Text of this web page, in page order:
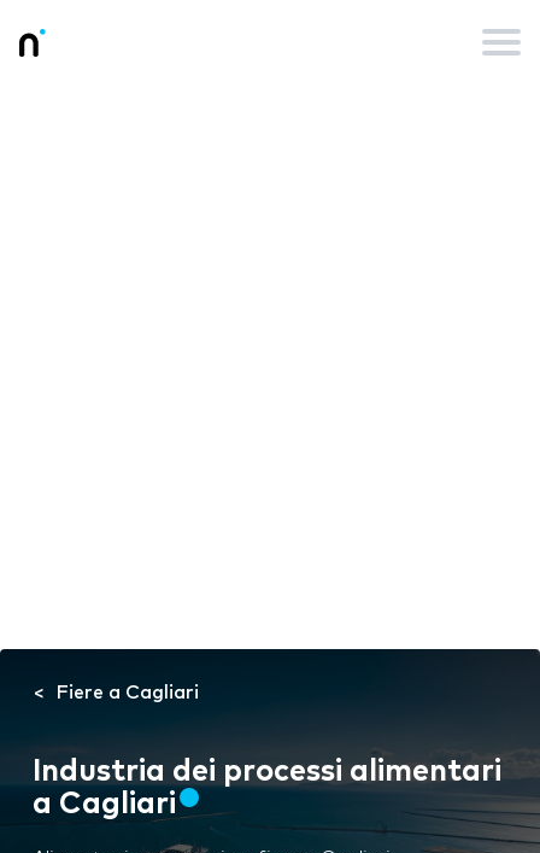
Fiere a Cagliari
Industria dei processi alimentari
a Cagliari